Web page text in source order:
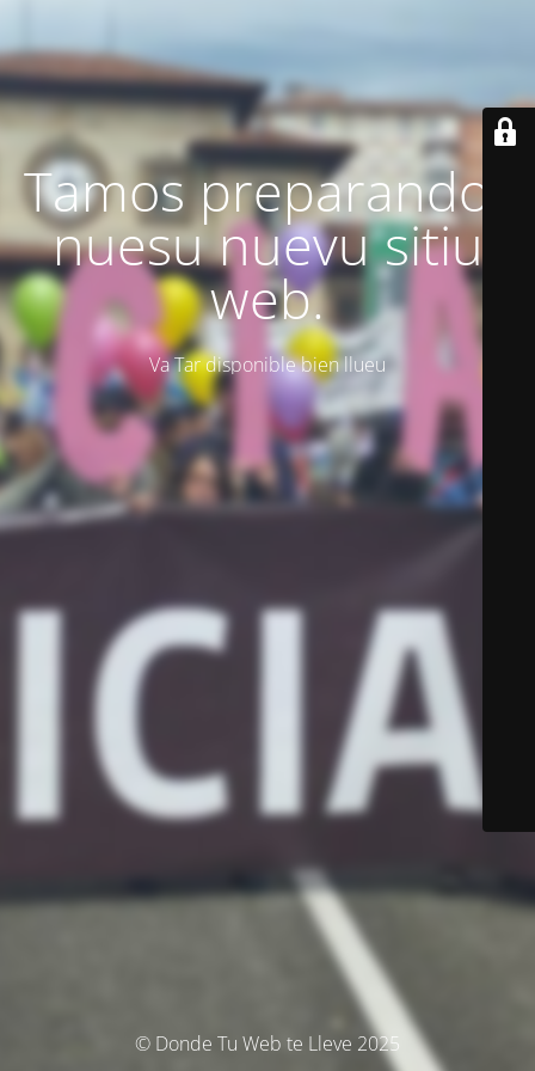
Tamos preparando'l
nuesu nuevu sitiu
web.
Va Tar disponible bien llueu
© Donde Tu Web te Lleve 2025